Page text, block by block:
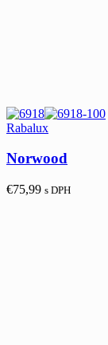
Rabalux
Norwood
€75,99 s DPH